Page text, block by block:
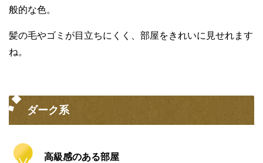
般的な色。
髪の毛やゴミが目立ちにくく、部屋をきれいに見せれます
ね。
ダーク系
高級感のある部屋